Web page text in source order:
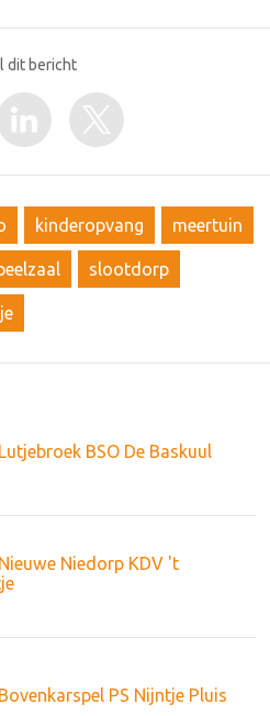
dit bericht
kinderopvang meertuin
slootdorp
BSO De Baskuul
Niedorp KDV 't
PS Nijntje Pluis